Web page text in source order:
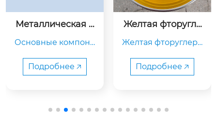
Металлическая п
а
Основные компоне
порошок (наприме
р, алюминиевый по
мер, эпоксидная см
Подробнее 🡥
Желтая фторугле
VE
Желтая фторуглеро
то высокоэффектив
ная краска, известн
костью, химической
Подробнее 🡥